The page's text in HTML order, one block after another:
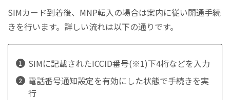
SIMカード到着後、MNP転入の場合は案内に従い開通手続
きを行います。詳しい流れは以下の通りです。
SIMに記載されたICCID番号(※1)下4桁などを入力
電話番号通知設定を有効にした状態で手続きを実
行